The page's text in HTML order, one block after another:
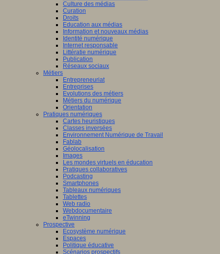
Culture des médias
Curation
Droits
Education aux médias
Information et nouveaux médias
Identité numérique
Internet responsable
Littératie numérique
Publication
Réseaux sociaux
Métiers
Entrepreneuriat
Entreprises
Evolutions des métiers
Métiers du numérique
Orientation
Pratiques numériques
Cartes heuristiques
Classes inversées
Environnement Numérique de Travail
Fablab
Géolocalisation
Images
Les mondes virtuels en éducation
Pratiques collaboratives
Podcasting
Smartphones
Tableaux numériques
Tablettes
Web radio
Webdocumentaire
eTwinning
Prospective
Ecosystème numérique
Espaces
Politique éducative
Scénarios prospectifs